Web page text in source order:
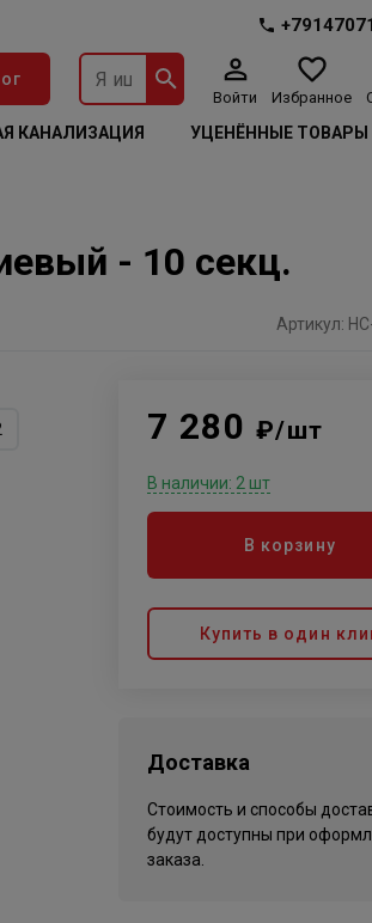
Войти Избранное
КАНАЛИЗАЦИЯ УЦЕНЁННЫЕ ТОВАРЫ
- 10 секц.
Артикул:
7 280 ₽/шт
В наличии: 2 шт
В корзину
Купить в один
Доставка
Стоимость и способы
будут доступны при
заказа.